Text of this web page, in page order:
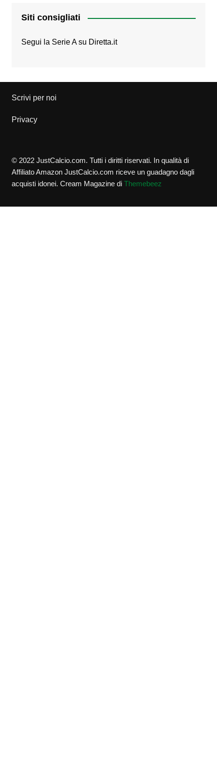
Siti consigliati
Segui la Serie A su Diretta.it
Scrivi per noi
Privacy
© 2022 JustCalcio.com. Tutti i diritti riservati. In qualità di
Affiliato Amazon JustCalcio.com riceve un guadagno dagli
acquisti idonei. Cream Magazine di Themebeez